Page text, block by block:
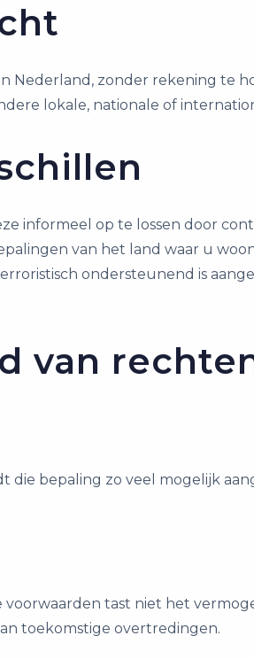
Nederland, zonder rekening te
lokale, nationale of
informeel op te lossen door
van het land waar u
ondersteunend is
van
die bepaling zo veel mogelijk
tast niet het
toekomstige overtredingen.